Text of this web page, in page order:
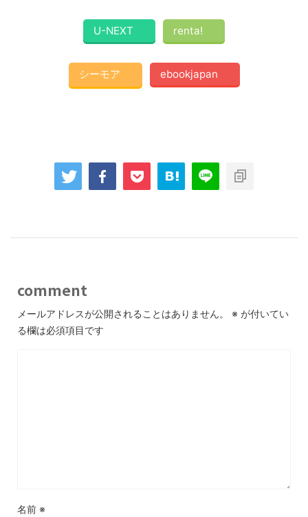
U-NEXT renta!
シーモア ebookjapan
comment
メールアドレスが公開されることはありません。 ※ が付いてい
る欄は必須項目です
名前 ※